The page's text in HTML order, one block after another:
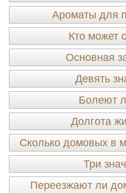
Ароматы для
Кто может
Основная
Девять
Болеют
Долгота
Сколько домовых в
Три
Переезжают ли